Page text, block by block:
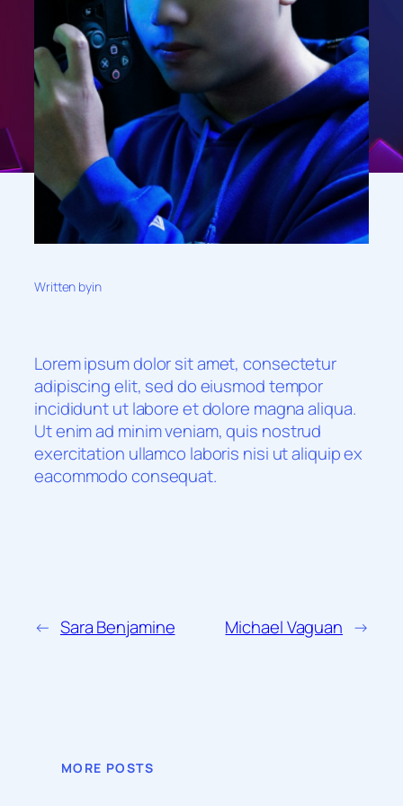
Written byin
Lorem ipsum dolor sit amet, consectetur
adipiscing elit, sed do eiusmod tempor
incididunt ut labore et dolore magna aliqua.
Ut enim ad minim veniam, quis nostrud
exercitation ullamco laboris nisi ut aliquip ex
eacommodo consequat.
← Sara Benjamine Michael Vaguan →
MORE POSTS